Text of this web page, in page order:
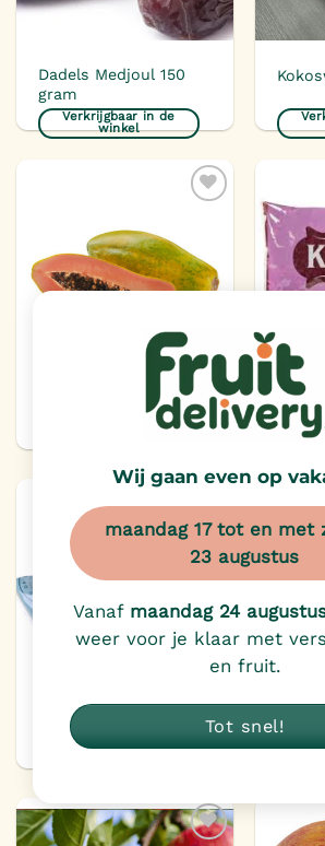
Wij gaan even op
maandag 17 tot en met
23 augustus
Vanaf maandag 24
weer voor je klaar met
en fruit.
Tot snel!
Dadels Medjoul 150
gram
Verkrijgbaar in de
winkel
verlanglijst
Verkrijgbaar in de
Rode
Toevoegen
aan
verlanglijst
Zuurkool
Verkrijgbaar in de
Jazz